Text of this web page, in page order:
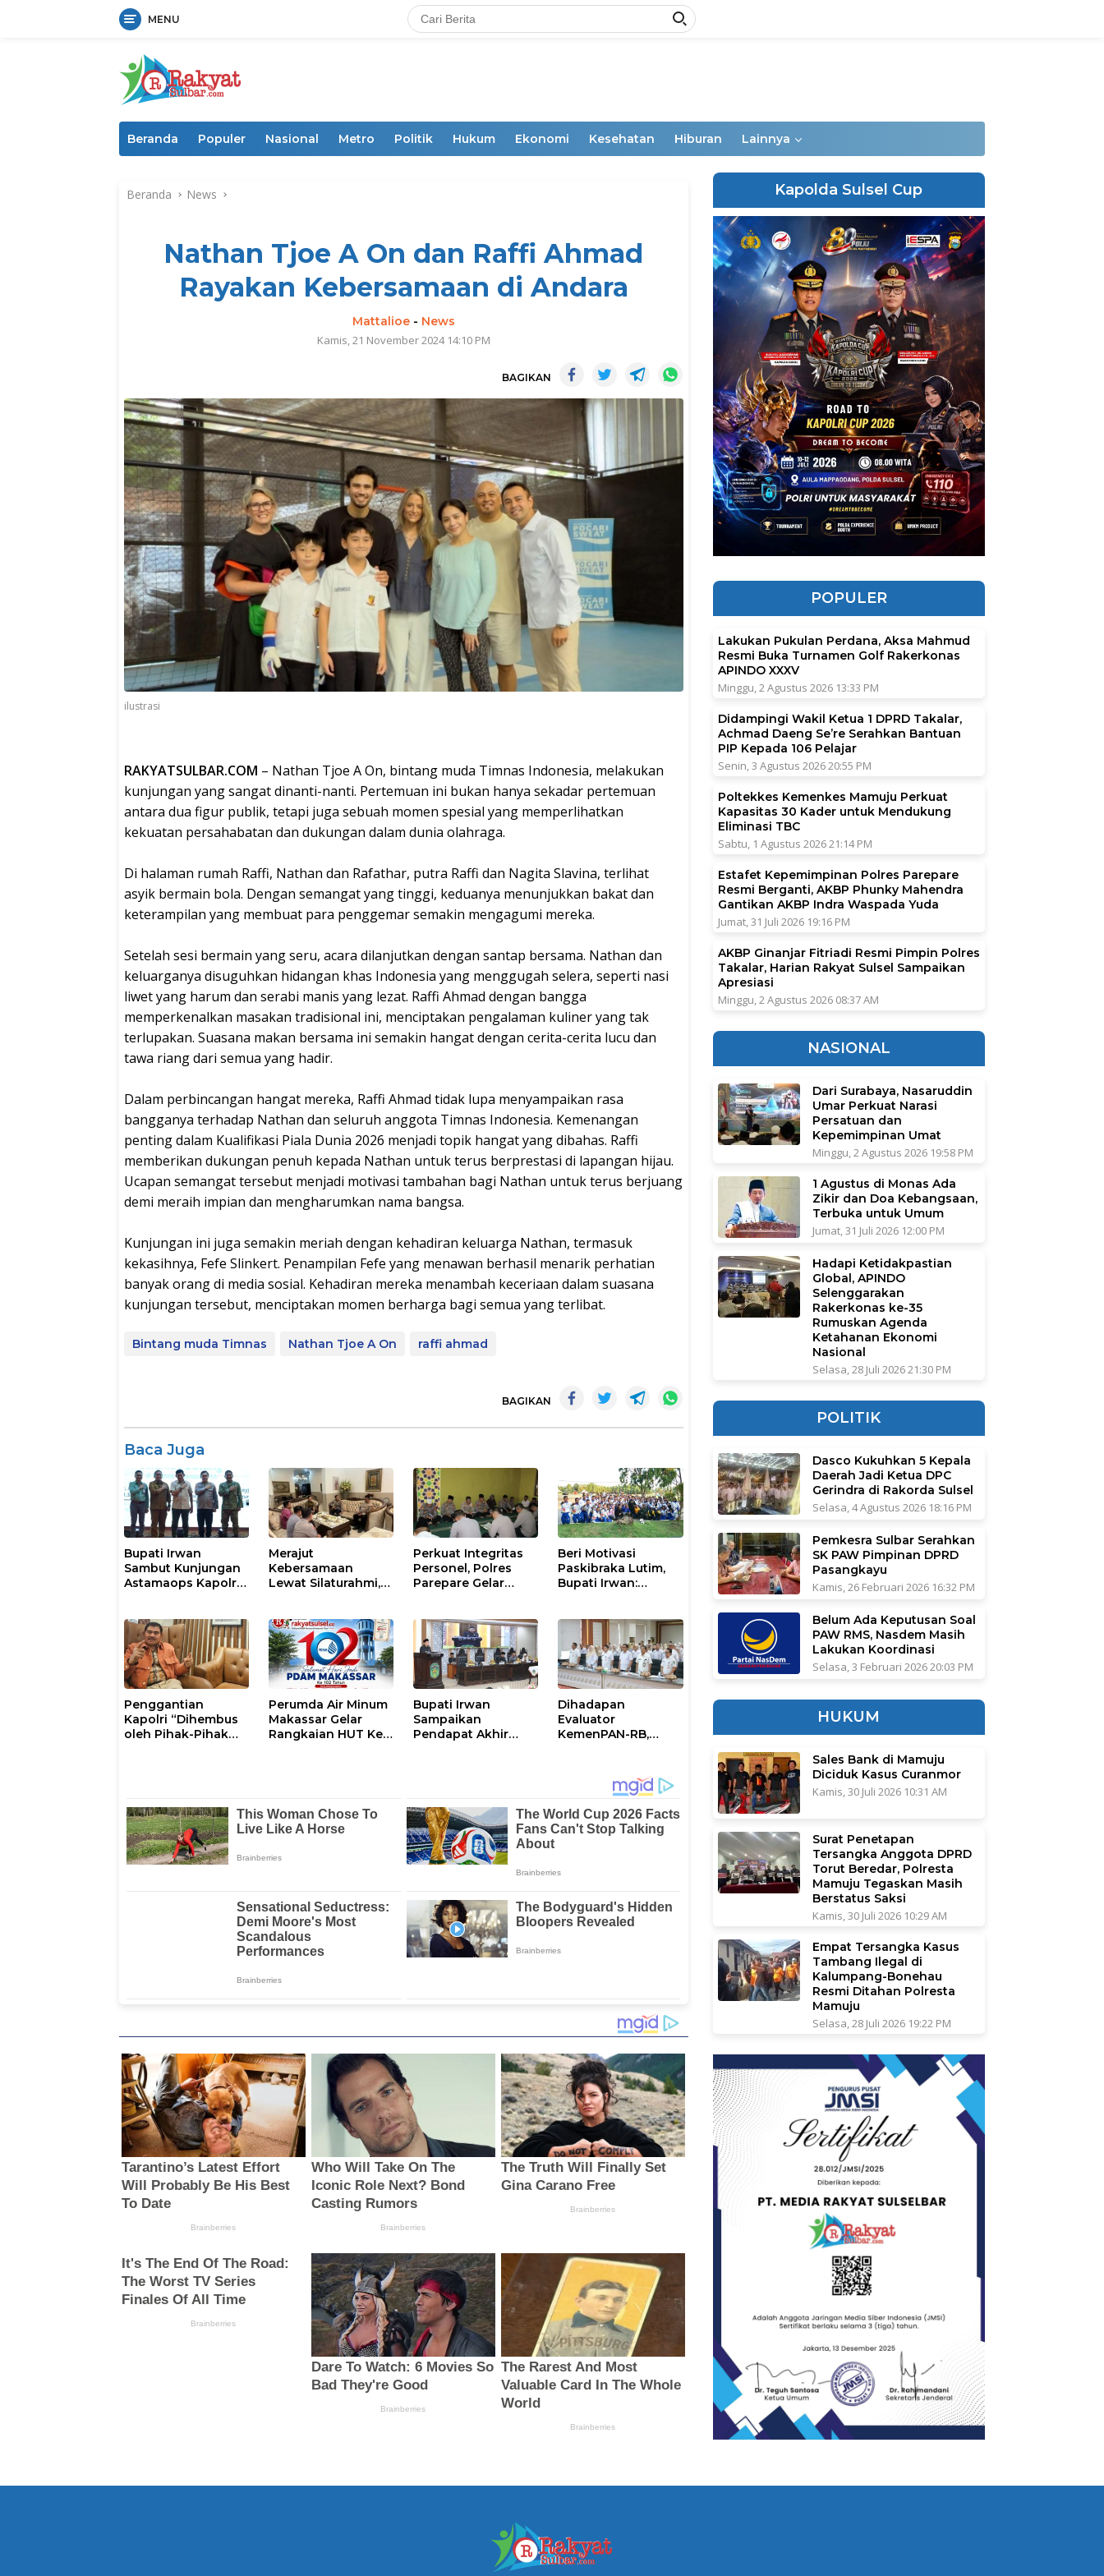
MENU
Beranda Populer Nasional Metro Politik Hukum Ekonomi Kesehatan Hiburan Lainnya
Beranda News
Nathan Tjoe A On dan Raffi Ahmad
Rayakan Kebersamaan di Andara
Mattalioe- News
Kamis, 21 November 2024 14:10 PM
BAGIKAN
ilustrasi
RAKYATSULBAR.COM – Nathan Tjoe A On, bintang muda Timnas Indonesia, melakukan
kunjungan yang sangat dinanti-nanti. Pertemuan ini bukan hanya sekadar pertemuan
antara dua figur publik, tetapi juga sebuah momen spesial yang memperlihatkan
kekuatan persahabatan dan dukungan dalam dunia olahraga.
Di halaman rumah Raffi, Nathan dan Rafathar, putra Raffi dan Nagita Slavina, terlihat
asyik bermain bola. Dengan semangat yang tinggi, keduanya menunjukkan bakat dan
keterampilan yang membuat para penggemar semakin mengagumi mereka.
Setelah sesi bermain yang seru, acara dilanjutkan dengan santap bersama. Nathan dan
keluarganya disuguhkan hidangan khas Indonesia yang menggugah selera, seperti nasi
liwet yang harum dan serabi manis yang lezat. Raffi Ahmad dengan bangga
memperkenalkan masakan tradisional ini, menciptakan pengalaman kuliner yang tak
terlupakan. Suasana makan bersama ini semakin hangat dengan cerita-cerita lucu dan
tawa riang dari semua yang hadir.
Dalam perbincangan hangat mereka, Raffi Ahmad tidak lupa menyampaikan rasa
bangganya terhadap Nathan dan seluruh anggota Timnas Indonesia. Kemenangan
penting dalam Kualifikasi Piala Dunia 2026 menjadi topik hangat yang dibahas. Raffi
memberikan dukungan penuh kepada Nathan untuk terus berprestasi di lapangan hijau.
Ucapan semangat tersebut menjadi motivasi tambahan bagi Nathan untuk terus berjuang
demi meraih impian dan mengharumkan nama bangsa.
Kunjungan ini juga semakin meriah dengan kehadiran keluarga Nathan, termasuk
kekasihnya, Fefe Slinkert. Penampilan Fefe yang menawan berhasil menarik perhatian
banyak orang di media sosial. Kehadiran mereka menambah keceriaan dalam suasana
kunjungan tersebut, menciptakan momen berharga bagi semua yang terlibat.
Bintang muda Timnas Nathan Tjoe A On raffi ahmad
BAGIKAN
Baca Juga
Bupati Irwan
Sambut Kunjungan
Astamaops Kapolri
Luwu Timur
Merajut
Kebersamaan
Lewat Silaturahmi,
dengan Tokoh
Masyarakat
Perkuat Integritas
Personel, Polres
Parepare Gelar
Beri Motivasi
Paskibraka Lutim,
Bupati Irwan:
Perhatian
Penggantian
Kapolri “Dihembus
oleh Pihak-Pihak
Perumda Air Minum
Makassar Gelar
Rangkaian HUT Ke-
Bupati Irwan
Sampaikan
Pendapat Akhir
Dihadapan
Evaluator
KemenPAN-RB,
Capaian Kinerja
Kapolda Sulsel Cup
POPULER
Lakukan Pukulan Perdana, Aksa Mahmud
Resmi Buka Turnamen Golf Rakerkonas
APINDO XXXV
Minggu, 2 Agustus 2026 13:33 PM
Didampingi Wakil Ketua 1 DPRD Takalar,
Achmad Daeng Se’re Serahkan Bantuan
PIP Kepada 106 Pelajar
Senin, 3 Agustus 2026 20:55 PM
Poltekkes Kemenkes Mamuju Perkuat
Kapasitas 30 Kader untuk Mendukung
Eliminasi TBC
Sabtu, 1 Agustus 2026 21:14 PM
Estafet Kepemimpinan Polres Parepare
Resmi Berganti, AKBP Phunky Mahendra
Gantikan AKBP Indra Waspada Yuda
Jumat, 31 Juli 2026 19:16 PM
AKBP Ginanjar Fitriadi Resmi Pimpin Polres
Takalar, Harian Rakyat Sulsel Sampaikan
Apresiasi
Minggu, 2 Agustus 2026 08:37 AM
NASIONAL
Dari Surabaya, Nasaruddin
Umar Perkuat Narasi
Persatuan dan
Kepemimpinan Umat
Minggu, 2 Agustus 2026 19:58 PM
1 Agustus di Monas Ada
Zikir dan Doa Kebangsaan,
Terbuka untuk Umum
Jumat, 31 Juli 2026 12:00 PM
Hadapi Ketidakpastian
Global, APINDO
Selenggarakan
Rakerkonas ke-35
Rumuskan Agenda
Ketahanan Ekonomi
Nasional
Selasa, 28 Juli 2026 21:30 PM
POLITIK
Dasco Kukuhkan 5 Kepala
Daerah Jadi Ketua DPC
Gerindra di Rakorda Sulsel
Selasa, 4 Agustus 2026 18:16 PM
Pemkesra Sulbar Serahkan
SK PAW Pimpinan DPRD
Pasangkayu
Kamis, 26 Februari 2026 16:32 PM
Belum Ada Keputusan Soal
PAW RMS, Nasdem Masih
Lakukan Koordinasi
Selasa, 3 Februari 2026 20:03 PM
HUKUM
Sales Bank di Mamuju
Diciduk Kasus Curanmor
Kamis, 30 Juli 2026 10:31 AM
Surat Penetapan
Tersangka Anggota DPRD
Torut Beredar, Polresta
Mamuju Tegaskan Masih
Berstatus Saksi
Kamis, 30 Juli 2026 10:29 AM
Empat Tersangka Kasus
Tambang Ilegal di
Kalumpang-Bonehau
Resmi Ditahan Polresta
Mamuju
Selasa, 28 Juli 2026 19:22 PM